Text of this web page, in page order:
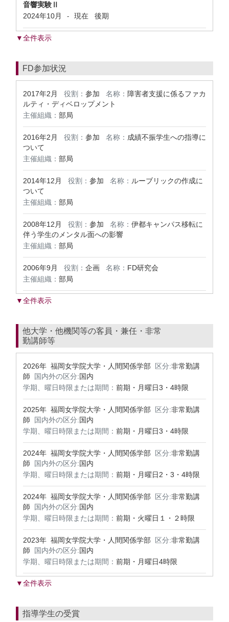
音響実験Ⅱ
2024年10月
- 現在 後期
▼全件表示
FD参加状況
2017年2月 役割： 参加 名称： 障害者支援に係るファカ
ルティ・ディベロップメント
主催組織： 部局
2016年2月 役割： 参加 名称： 成績不振学生への指導に
ついて
主催組織： 部局
2014年12月 役割： 参加 名称： ルーブリックの作成に
ついて
主催組織： 部局
2008年12月 役割： 参加 名称： 伊都キャンパス移転に
伴う学生のメンタル面への影響
主催組織： 部局
2006年9月 役割： 企画 名称： FD研究会
主催組織： 部局
▼全件表示
他大学・他機関等の客員・兼任・非常
勤講師等
2026年 福岡女学院大学・人間関係学部 区分:非常勤講
師
国内外の区分:国内
学期、曜日時限または期間： 前期・月曜日3・4時限
2025年 福岡女学院大学・人間関係学部 区分:非常勤講
師
国内外の区分:国内
学期、曜日時限または期間： 前期・月曜日3・4時限
2024年 福岡女学院大学・人間関係学部 区分:非常勤講
師
国内外の区分:国内
学期、曜日時限または期間： 前期・月曜日2・3・4時限
2024年 福岡女学院大学・人間関係学部 区分:非常勤講
師
国内外の区分:国内
学期、曜日時限または期間： 前期・火曜日１・２時限
2023年 福岡女学院大学・人間関係学部 区分:非常勤講
師
国内外の区分:国内
学期、曜日時限または期間： 前期・月曜日4時限
▼全件表示
指導学生の受賞